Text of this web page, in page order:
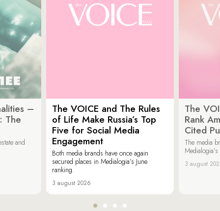
–
The
and
The VOICE and The Rules
of Life Make Russia’s Top
Five for Social Media
Engagement
Both media brands have once again
secured places in Medialogia’s June
ranking.
3 august 2026
The
Rank
Cited
The media
3 august